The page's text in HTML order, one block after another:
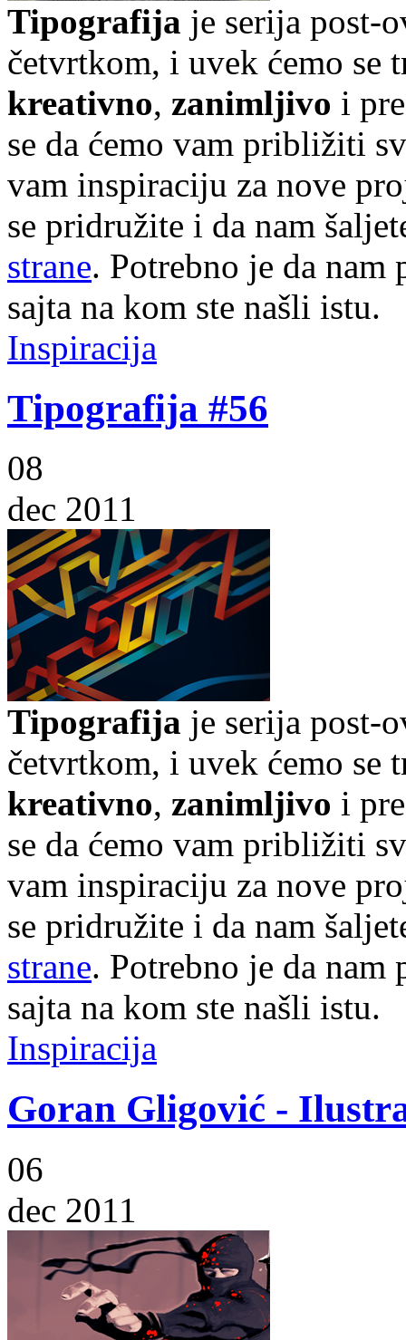
Tipografija je serija post-
četvrtkom, i uvek ćemo se
kreativno, zanimljivo i
se da ćemo vam približiti
vam inspiraciju za nove
se pridružite i da nam
strane. Potrebno je da
sajta na kom ste našli istu.
Inspiracija
Tipografija #56
08
dec 2011
Tipografija je serija post-
četvrtkom, i uvek ćemo se
kreativno, zanimljivo i
se da ćemo vam približiti
vam inspiraciju za nove
se pridružite i da nam
strane. Potrebno je da
sajta na kom ste našli istu.
Inspiracija
Goran Gligović -
06
dec 2011